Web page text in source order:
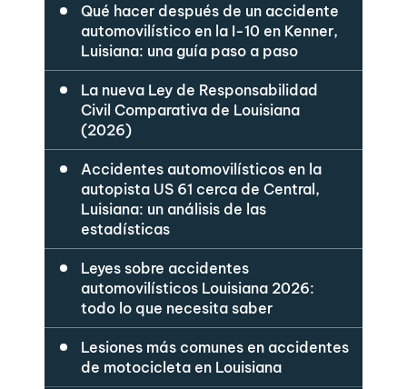
Qué hacer después de un accidente
automovilístico en la I-10 en Kenner,
Luisiana: una guía paso a paso
La nueva Ley de Responsabilidad
Civil Comparativa de Louisiana
(2026)
Accidentes automovilísticos en la
autopista US 61 cerca de Central,
Luisiana: un análisis de las
estadísticas
Leyes sobre accidentes
automovilísticos Louisiana 2026:
todo lo que necesita saber
Lesiones más comunes en accidentes
de motocicleta en Louisiana